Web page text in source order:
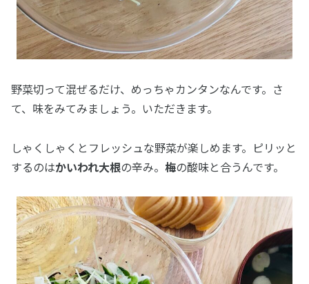
野菜切って混ぜるだけ、めっちゃカンタンなんです。さ
て、味をみてみましょう。いただきます。
しゃくしゃくとフレッシュな野菜が楽しめます。ピリッと
するのはかいわれ大根の辛み。 梅の酸味と合うんです。